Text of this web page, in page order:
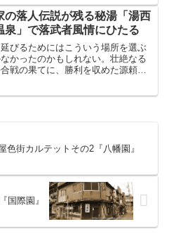
。近場なのに遠い田舎に来たような
になった。...
の落人伝説が残る秘湯「湯西
泉」で落武者風情にひたる
びるためにはこういう場所を選ぶ
なかったのかもしれない。壮絶なる
戦の果てに、勝利を収めた源頼朝
色街カルテットその2『八幡園』
国際園』